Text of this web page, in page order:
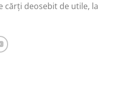
cărți deosebit de utile, la